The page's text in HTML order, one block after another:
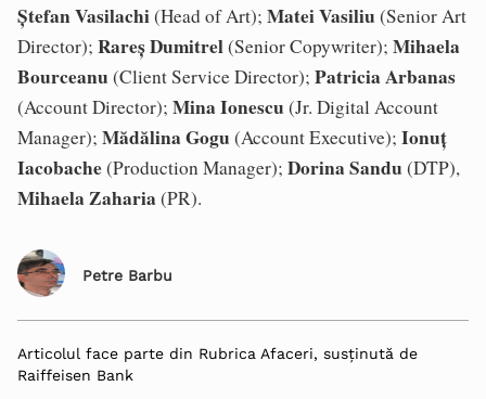
Ștefan Vasilachi(Head of Art); Matei Vasiliu(Senior Art
Director); Rareș Dumitrel(Senior Copywriter); Mihaela
Bourceanu(Client Service Director); Patricia Arbanas
(Account Director); Mina Ionescu(Jr. Digital Account
Manager); Mădălina Gogu(Account Executive); Ionuț
Iacobache(Production Manager); Dorina Sandu(DTP),
Mihaela Zaharia (PR).
Petre Barbu
Articolul face parte din Rubrica Afaceri, susținută de
Raiffeisen Bank